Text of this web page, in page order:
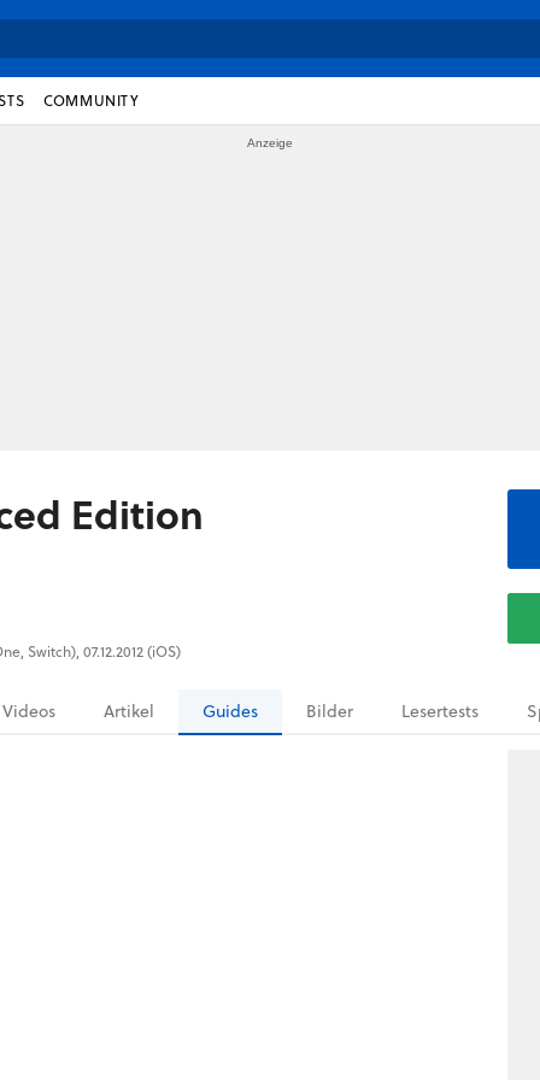
COMMUNITY
Edition
Switch), 07.12.2012 (iOS)
Videos Artikel Guides Bilder Lesertests